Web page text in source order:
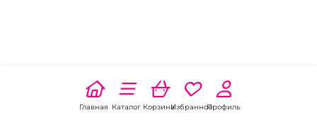
Главная Каталог КорзинаИзбранноеПрофиль